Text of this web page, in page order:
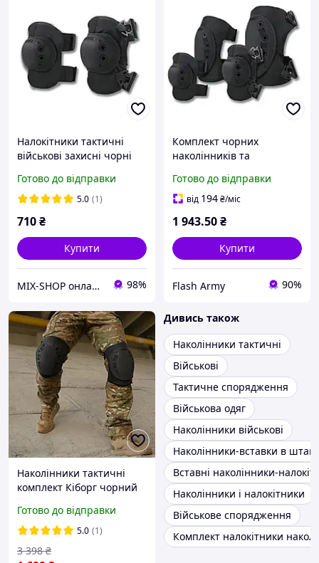
Налокітники тактичні
військові захисні чорні
Готово до відправки
5.0 (1)
710₴
Купити
MIX-SHOP онлайн магазин 98%
Комплект чорних
наколінників та
Готово до відправки
від 194₴/міс
1 943.50₴
Купити
Flash Army 90%
Наколінники тактичні
комплект Кіборг чорний
Готово до відправки
5.0 (1)
3 398 ₴
Дивись також
Наколінники тактичні
Військові
Тактичне спорядження
Військова одяг
Наколінники військові
Наколінники-вставки в
Вставні наколінники-
Наколінники і налокітники
Військове спорядження
Комплект налокітники